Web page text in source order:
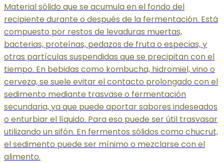
Material sólido que se acumula en el fondo del
recipiente durante o después de la fermentación. Está
compuesto por restos de levaduras muertas,
bacterias, proteínas, pedazos de fruta o especias, y
otras partículas suspendidas que se precipitan con el
tiempo. En bebidas como kombucha, hidromiel, vino o
cerveza, se suele evitar el contacto prolongado con el
sedimento mediante trasvase o fermentación
secundaria, ya que puede aportar sabores indeseados
o enturbiar el líquido. Para eso puede ser útil trasvasar
utilizando un sifón. En fermentos sólidos como chucrut,
el sedimento puede ser mínimo o mezclarse con el
alimento.